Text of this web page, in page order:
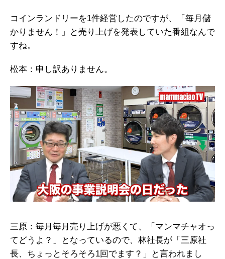
コインランドリーを1件経営したのですが、「毎月儲
かりません！」と売り上げを発表していた番組なんで
すね。
松本：申し訳ありません。
三原：毎月毎月売り上げが悪くて、「マンマチャオっ
てどうよ？」となっているので、林社長が「三原社
長、ちょっとそろそろ1回でます？」と言われまし